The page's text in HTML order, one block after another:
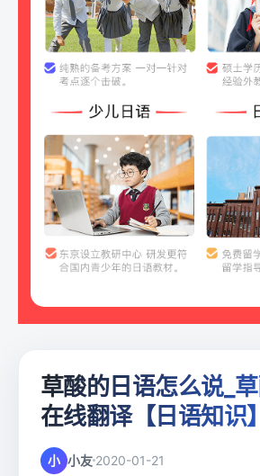
草酸的日语怎么说_
在线翻译【日语知识】
小 小友 2020-01-21